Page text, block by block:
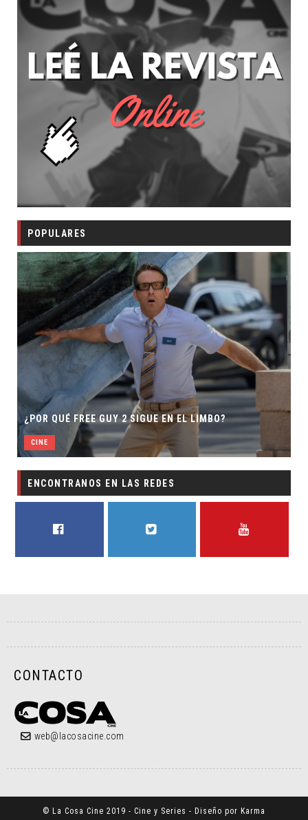
POPULARES
¿POR QUÉ FREE GUY 2 SIGUE EN EL LIMBO?
CINE
ENCONTRANOS EN LAS REDES
CONTACTO
web@lacosacine.com
© La Cosa Cine 2019 - Cine y Series - Diseño por Karma